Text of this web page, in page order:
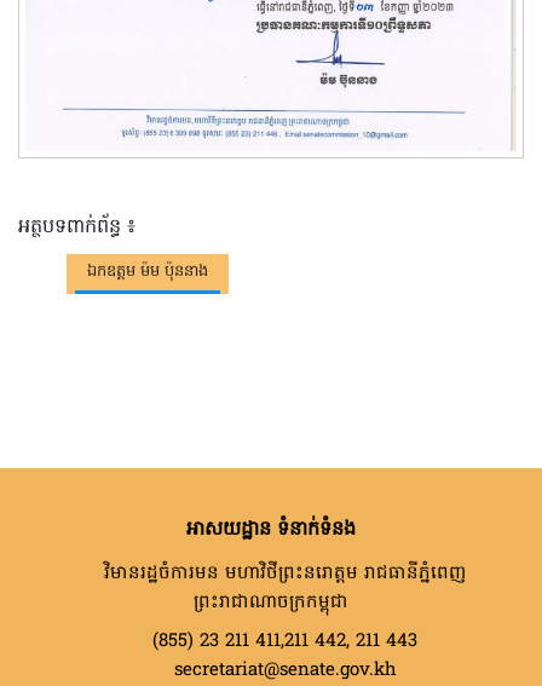
អត្ថបទពាក់ព័ន្ធ ៖
ឯកឧត្តម ម៉ម ប៉ុននាង
អាសយដ្ឋាន ទំនាក់ទំនង
វិមានរដ្ឋចំការមន មហាវិថីព្រះនរោត្តម រាជធានីភ្នំពេញ
ព្រះរាជាណាចក្រកម្ពុជា
(855) 23 211 411,211 442, 211 443
secretariat@senate.gov.kh